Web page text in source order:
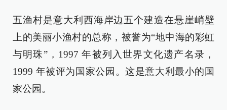
五渔村是意大利西海岸边五个建造在悬崖峭壁
上的美丽小渔村的总称，被誉为“地中海的彩虹
与明珠”，1997 年被列入世界文化遗产名录，
1999 年被评为国家公园。这是意大利最小的国
家公园。